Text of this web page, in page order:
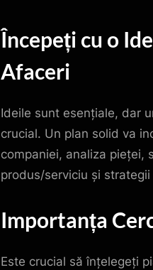
Începeți cu o
Afaceri
Ideile sunt esențiale, dar
crucial. Un plan solid va
companiei, analiza pieței,
produs/serviciu și
Importanța
Este crucial să înțelegeți